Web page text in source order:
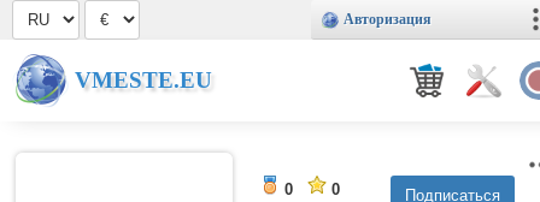
Авторизация
VMESTE.EU
0 0